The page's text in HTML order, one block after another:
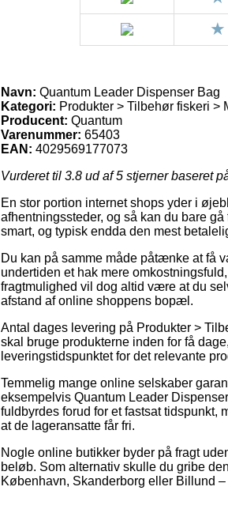
Navn: Quantum Leader Dispenser Bag
Kategori: Produkter > Tilbehør fiskeri >
Producent: Quantum
Varenummer: 65403
EAN: 4029569177073
Vurderet til 3.8 ud af 5 stjerner baseret
En stor portion internet shops yder i
afhentningssteder, og så kan du bare
smart, og typisk endda den mest
Du kan på samme måde påtænke at få
undertiden et hak mere
fragtmulighed vil dog altid være at du
afstand af online shoppens bopæl.
Antal dages levering på Produkter >
skal bruge produkterne inden for få
leveringstidspunktet for det relevante
Temmelig mange online selskaber
eksempelvis Quantum Leader
fuldbyrdes forud for et fastsat tidspunkt,
at de lageransatte får fri.
Nogle online butikker byder på fragt
beløb. Som alternativ skulle du gribe
København, Skanderborg eller Billund